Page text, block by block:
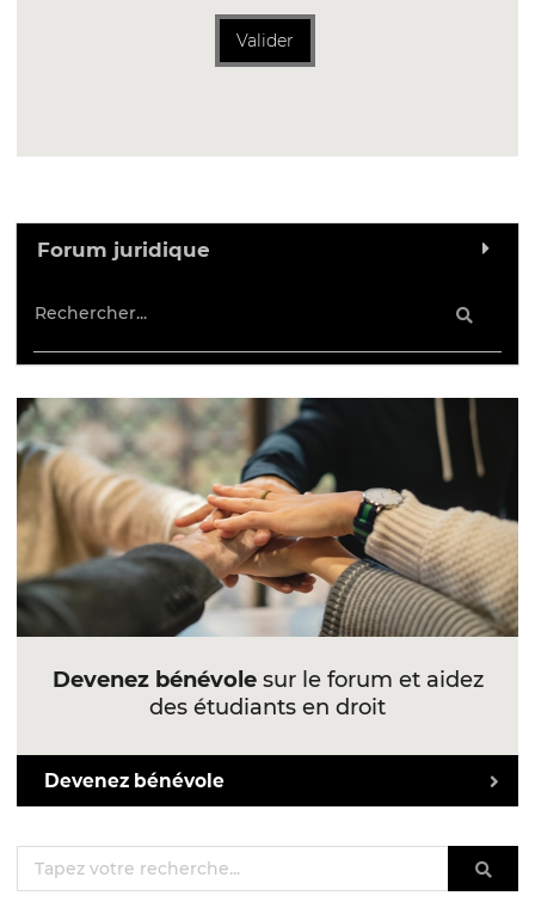
Valider
Forum juridique
Devenez bénévolesur le forum et aidez
des étudiants en droit
Devenez bénévole